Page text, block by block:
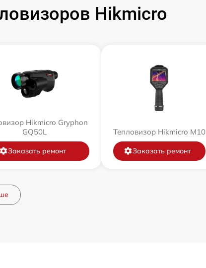
Hikmicro
Hikmicro Gryphon
GQ50L
Заказать ремонт
Тепловизор Hikmicro M10
Заказать ремонт